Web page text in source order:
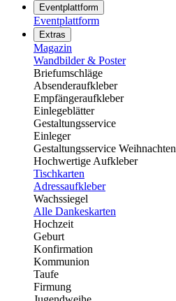
Eventplattform
Eventplattform
Extras
Magazin
Wandbilder & Poster
Briefumschläge
Absenderaufkleber
Empfängeraufkleber
Einlegeblätter
Gestaltungsservice
Einleger
Gestaltungsservice Weihnachten
Hochwertige Aufkleber
Tischkarten
Adressaufkleber
Wachssiegel
Alle Dankeskarten
Hochzeit
Geburt
Konfirmation
Kommunion
Taufe
Firmung